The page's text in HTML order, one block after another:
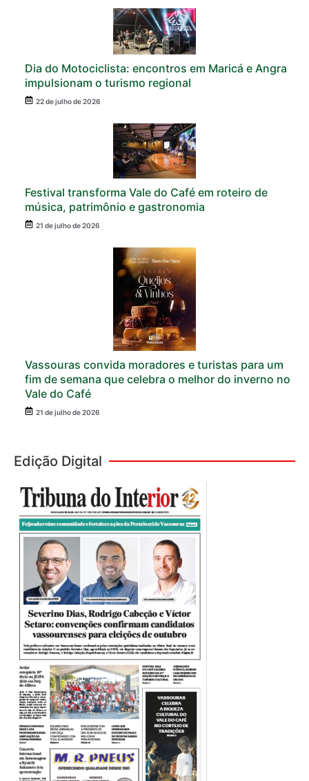
Dia do Motociclista: encontros em Maricá e Angra
impulsionam o turismo regional
22 de julho de 2026
Festival transforma Vale do Café em roteiro de
música, patrimônio e gastronomia
21 de julho de 2026
Vassouras convida moradores e turistas para um
fim de semana que celebra o melhor do inverno no
Vale do Café
21 de julho de 2026
Edição Digital